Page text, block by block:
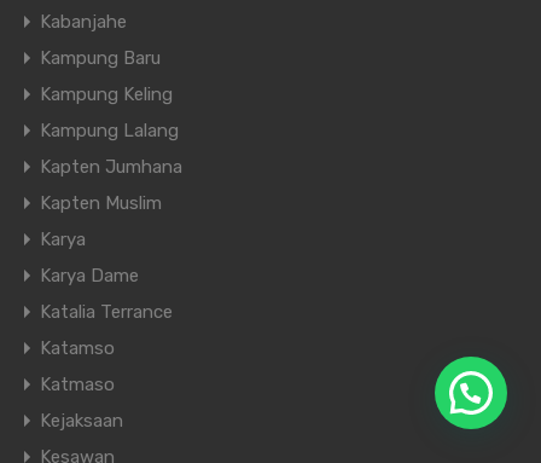
Kabanjahe
Kampung Baru
Kampung Keling
Kampung Lalang
Kapten Jumhana
Kapten Muslim
Karya
Karya Dame
Katalia Terrance
Katamso
Katmaso
Kejaksaan
Kesawan